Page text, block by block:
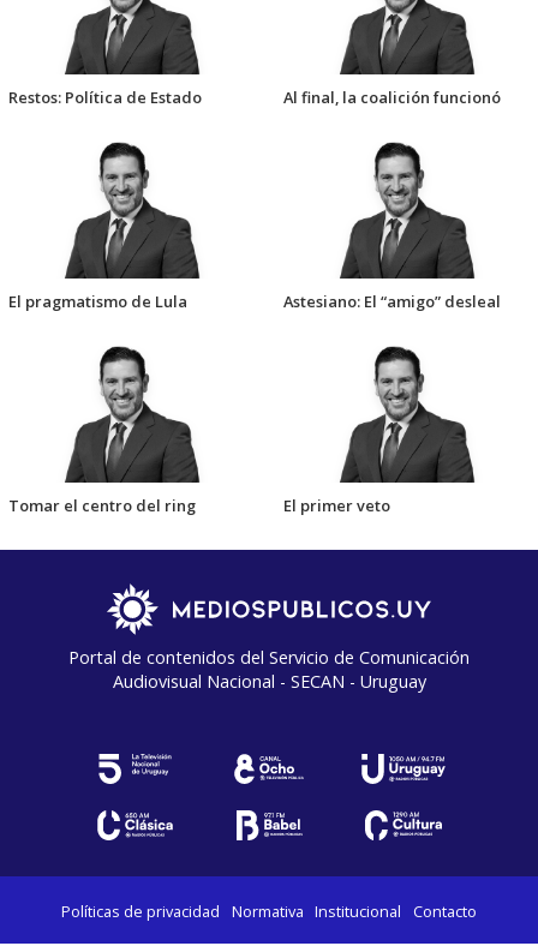
Restos: Política de Estado Al final, la coalición funcionó
El pragmatismo de Lula Astesiano: El “amigo” desleal
Tomar el centro del ring El primer veto
Portal de contenidos del Servicio de Comunicación
Audiovisual Nacional - SECAN - Uruguay
Políticas de privacidad Normativa Institucional Contacto